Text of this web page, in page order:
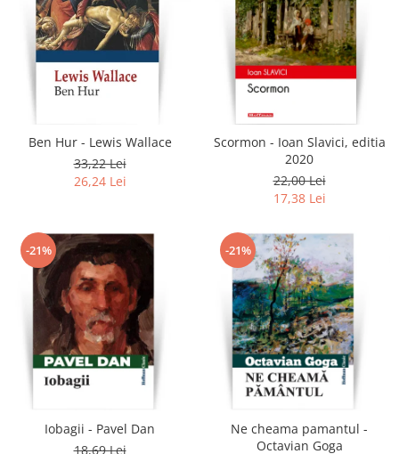
Ben Hur - Lewis Wallace
33,22 Lei
26,24 Lei
Scormon - Ioan Slavici, editia
2020
22,00 Lei
17,38 Lei
-21%
Iobagii - Pavel Dan
18,69 Lei
-21%
Ne cheama pamantul -
Octavian Goga